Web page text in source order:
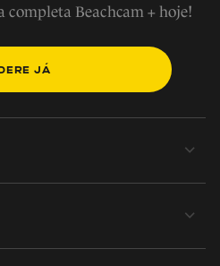
completa Beachcam + hoje!
JÁ